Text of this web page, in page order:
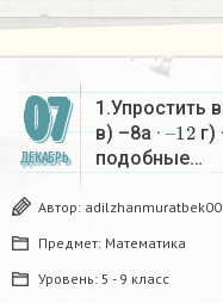
07
ДЕКАБРЬ
1.Упростить
в) –8а ·
–12
г)
подобные…
Автор: adilzhanmuratbek00
Предмет: Математика
Уровень: 5 - 9 класс